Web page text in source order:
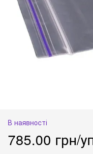
В наявності
785.00 грн/